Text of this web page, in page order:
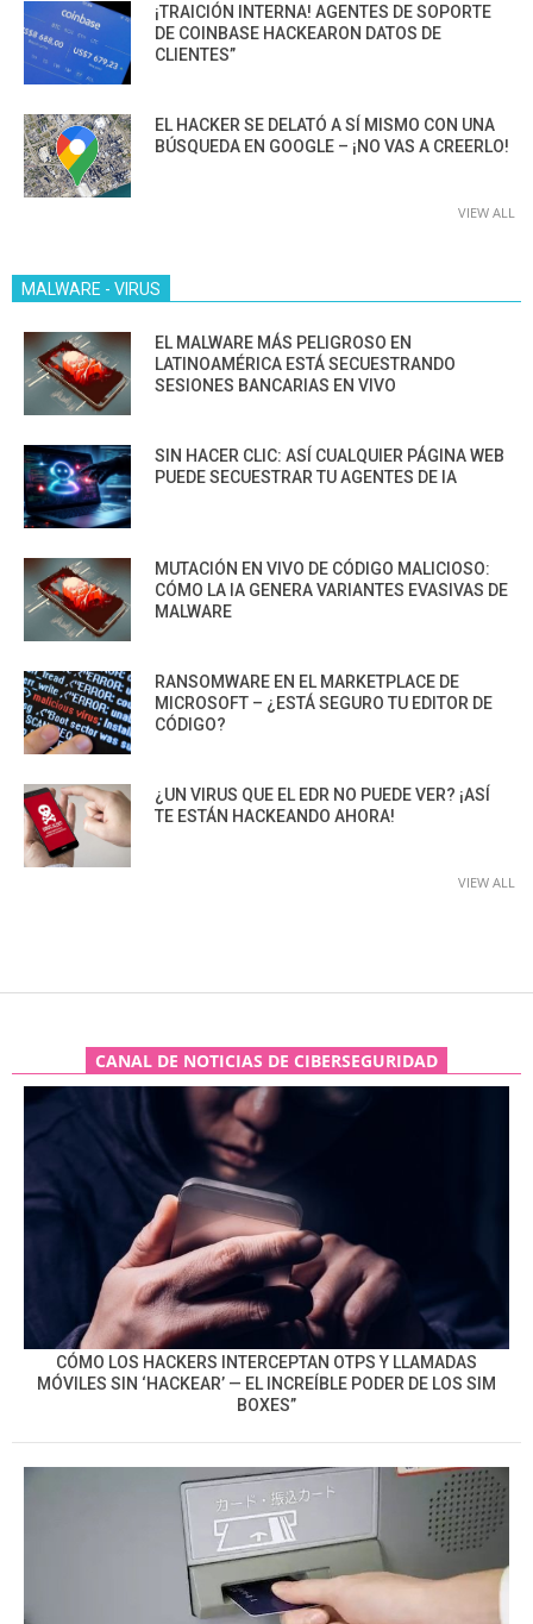
¡TRAICIÓN INTERNA! AGENTES DE SOPORTE
DE COINBASE HACKEARON DATOS DE
CLIENTES”
EL HACKER SE DELATÓ A SÍ MISMO CON UNA
BÚSQUEDA EN GOOGLE – ¡NO VAS A CREERLO!
VIEW ALL
MALWARE - VIRUS
EL MALWARE MÁS PELIGROSO EN
LATINOAMÉRICA ESTÁ SECUESTRANDO
SESIONES BANCARIAS EN VIVO
SIN HACER CLIC: ASÍ CUALQUIER PÁGINA WEB
PUEDE SECUESTRAR TU AGENTES DE IA
MUTACIÓN EN VIVO DE CÓDIGO MALICIOSO:
CÓMO LA IA GENERA VARIANTES EVASIVAS DE
MALWARE
RANSOMWARE EN EL MARKETPLACE DE
MICROSOFT – ¿ESTÁ SEGURO TU EDITOR DE
CÓDIGO?
¿UN VIRUS QUE EL EDR NO PUEDE VER? ¡ASÍ
TE ESTÁN HACKEANDO AHORA!
VIEW ALL
CANAL DE NOTICIAS DE CIBERSEGURIDAD
CÓMO LOS HACKERS INTERCEPTAN OTPS Y LLAMADAS
MÓVILES SIN ‘HACKEAR’ — EL INCREÍBLE PODER DE LOS SIM
BOXES”